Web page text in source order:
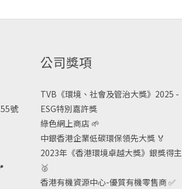
號
公司獎項
TVB《環境、社會及管治大獎》2025 -
ESG特別嘉許獎
綠色網上商店🌱
中銀香港企業低碳環保領先大獎🏅
2023年《香港環境卓越大獎》銀獎得主
🥈
香港有機資源中心-優質有機零售商✅